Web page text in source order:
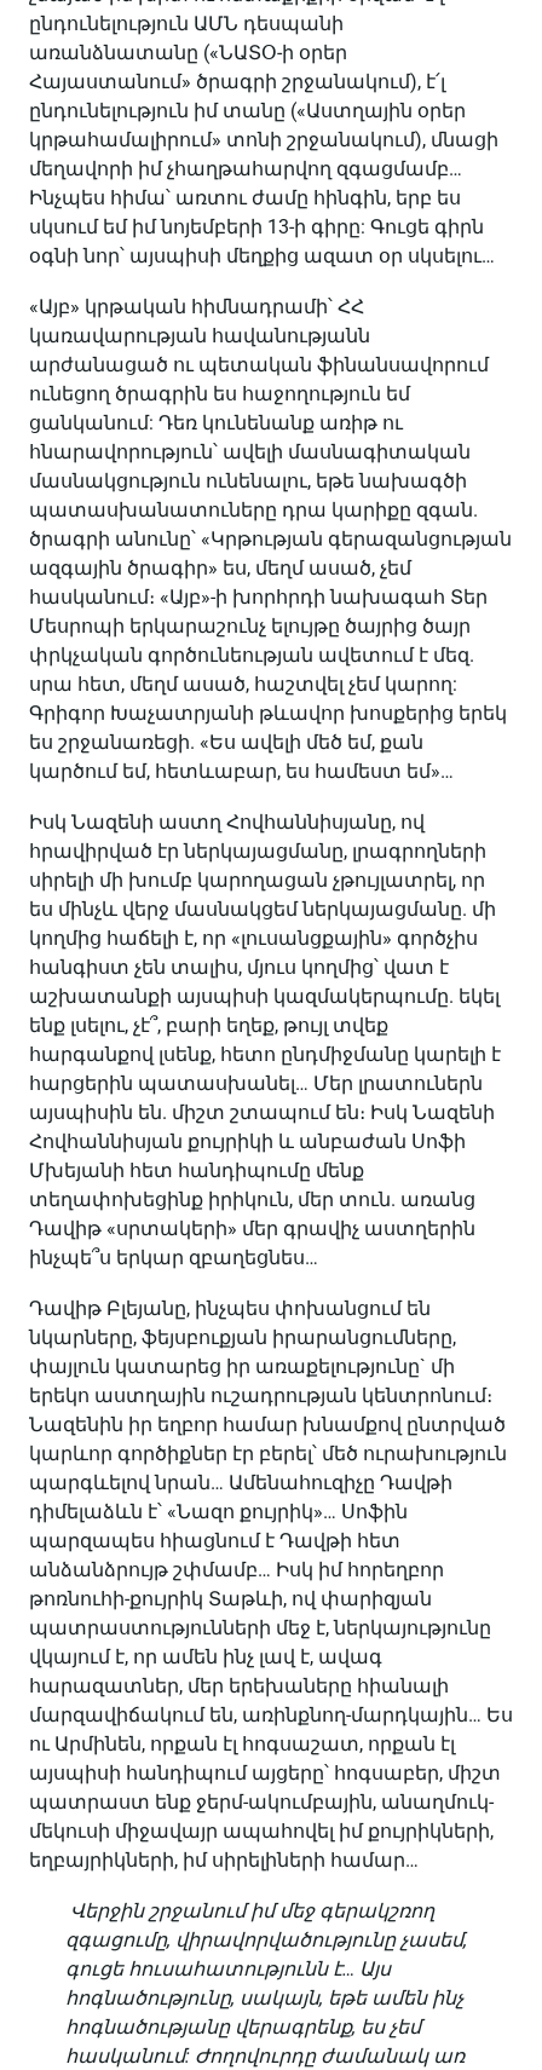
ընդունելություն ԱՄՆ դեսպանի
առանձնատանը («ՆԱՏՕ-ի օրեր
Հայաստանում» ծրագրի շրջանակում), է՛լ
ընդունելություն իմ տանը («Աստղային օրեր
կրթահամալիրում» տոնի շրջանակում), մնացի
մեղավորի իմ չհաղթահարվող զգացմամբ…
Ինչպես հիմա՝ առտու ժամը հինգին, երբ ես
սկսում եմ իմ նոյեմբերի 13-ի գիրը: Գուցե գիրն
օգնի նոր՝ այսպիսի մեղքից ազատ օր սկսելու…
«Այբ» կրթական հիմնադրամի՝ ՀՀ
կառավարության հավանությանն
արժանացած ու պետական ֆինանսավորում
ունեցող ծրագրին ես հաջողություն եմ
ցանկանում: Դեռ կունենանք առիթ ու
հնարավորություն՝ ավելի մասնագիտական
մասնակցություն ունենալու, եթե նախագծի
պատասխանատուները դրա կարիքը զգան.
ծրագրի անունը՝ «Կրթության գերազանցության
ազգային ծրագիր» ես, մեղմ ասած, չեմ
հասկանում։ «Այբ»-ի խորհրդի նախագահ Տեր
Մեսրոպի երկարաշունչ ելույթը ծայրից ծայր
փրկչական գործունեության ավետում է մեզ.
սրա հետ, մեղմ ասած, հաշտվել չեմ կարող:
Գրիգոր Խաչատրյանի թևավոր խոսքերից երեկ
ես շրջանառեցի. «Ես ավելի մեծ եմ, քան
կարծում եմ, հետևաբար, ես համեստ եմ»…
Իսկ Նազենի աստղ Հովհաննիսյանը, ով
հրավիրված էր ներկայացմանը, լրագրողների
սիրելի մի խումբ կարողացան չթույլատրել, որ
ես մինչև վերջ մասնակցեմ ներկայացմանը. մի
կողմից հաճելի է, որ «լուսանցքային» գործչիս
հանգիստ չեն տալիս, մյուս կողմից՝ վատ է
աշխատանքի այսպիսի կազմակերպումը. եկել
ենք լսելու, չէ՞, բարի եղեք, թույլ տվեք
հարգանքով լսենք, հետո ընդմիջմանը կարելի է
հարցերին պատասխանել… Մեր լրատուներն
այսպիսին են. միշտ շտապում են։ Իսկ Նազենի
Հովհաննիսյան քույրիկի և անբաժան Սոֆի
Մխեյանի հետ հանդիպումը մենք
տեղափոխեցինք իրիկուն, մեր տուն. առանց
Դավիթ «սրտակերի» մեր գրավիչ աստղերին
ինչպե՞ս երկար զբաղեցնես…
Դավիթ Բլեյանը, ինչպես փոխանցում են
նկարները, ֆեյսբուքյան իրարանցումները,
փայլուն կատարեց իր առաքելությունը` մի
երեկո աստղային ուշադրության կենտրոնում։
Նազենին իր եղբոր համար խնամքով ընտրված
կարևոր գործիքներ էր բերել՝ մեծ ուրախություն
պարգևելով նրան… Ամենահուզիչը Դավթի
դիմելաձևն է՝ «Նազո քույրիկ»… Սոֆին
պարզապես հիացնում է Դավթի հետ
անձանձրույթ շփմամբ… Իսկ իմ հորեղբոր
թոռնուհի-քույրիկ Տաթևի, ով փարիզյան
պատրաստությունների մեջ է, ներկայությունը
վկայում է, որ ամեն ինչ լավ է, ավագ
հարազատներ, մեր երեխաները հիանալի
մարզավիճակում են, առինքնող-մարդկային… Ես
ու Արմինեն, որքան էլ հոգսաշատ, որքան էլ
այսպիսի հանդիպում այցերը՝ հոգսաբեր, միշտ
պատրաստ ենք ջերմ-ակումբային, անաղմուկ-
մեկուսի միջավայր ապահովել իմ քույրիկների,
եղբայրիկների, իմ սիրելիների համար…
Վերջին շրջանում իմ մեջ գերակշռող
զգացումը, վիրավորվածությունը չասեմ,
գուցե հուսահատությունն է… Այս
հոգնածությունը, սակայն, եթե ամեն ինչ
հոգնածությանը վերագրենք, ես չեմ
հասկանում: Ժողովուրդը ժամանակ առ